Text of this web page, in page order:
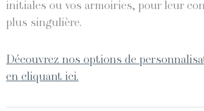
initiales ou vos armoiries, pour leur
plus singulière.
Découvrez nos options de
en cliquant ici.